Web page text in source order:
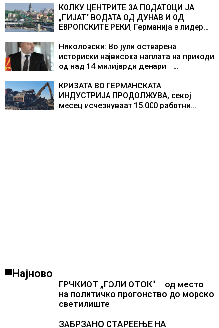
учесниците во бомбардирањето го
доживуваа овој настан што го промени
текот на историјата
КОЛКУ ЦЕНТРИТЕ ЗА ПОДАТОЦИ ЈА
„ПИЈАТ“ ВОДАТА ОД ДУНАВ И ОД
ЕВРОПСКИТЕ РЕКИ, Германија е лидер
центри за податоци
Николовски: Во јули остварена
историски највисока наплата на приходи
од над 14 милијарди денари –
резултати
КРИЗАТА ВО ГЕРМАНСКАТА
ИНДУСТРИЈА ПРОДОЛЖУВА, секој
месец исчезнуваат 15.000 работни
Најново
ГРЧКИОТ „ГОЛИ ОТОК“ – од место
на политичко прогонство до морско
светилиште
ЗАБРЗАНО СТАРЕЕЊЕ НА